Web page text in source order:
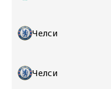
Челси
Челси